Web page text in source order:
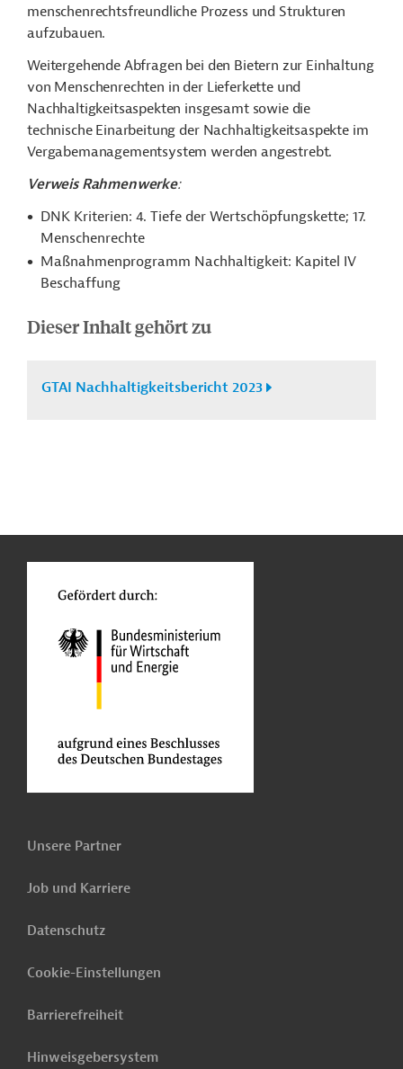
menschenrechtsfreundliche Prozess und Strukturen
aufzubauen.
Weitergehende Abfragen bei den Bietern zur Einhaltung
von Menschenrechten in der Lieferkette und
Nachhaltigkeitsaspekten insgesamt sowie die
technische Einarbeitung der Nachhaltigkeitsaspekte im
Vergabemanagementsystem werden angestrebt.
Verweis Rahmenwerke:
DNK Kriterien: 4. Tiefe der Wertschöpfungskette; 17.
Menschenrechte
Maßnahmenprogramm Nachhaltigkeit: Kapitel IV
Beschaffung
Dieser Inhalt gehört zu
GTAI Nachhaltigkeitsbericht 2023
Unsere Partner
Job und Karriere
Datenschutz
Cookie-Einstellungen
Barrierefreiheit
Hinweisgebersystem